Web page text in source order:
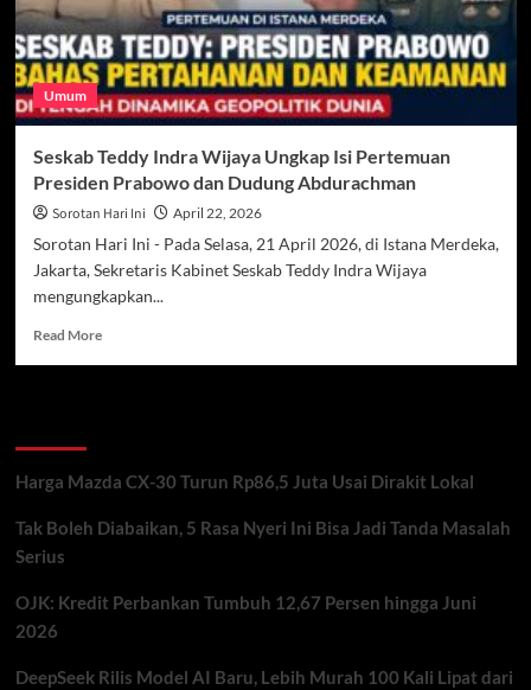
Umum
Seskab Teddy Indra Wijaya Ungkap Isi Pertemuan
Presiden Prabowo dan Dudung Abdurachman
Sorotan Hari Ini April 22, 2026
Sorotan Hari Ini - Pada Selasa, 21 April 2026, di Istana Merdeka,
Jakarta, Sekretaris Kabinet Seskab Teddy Indra Wijaya
mengungkapkan...
Read MoreRead
Ungkap
Pertemuan
dan
Harga Mazda CX-30 Turun Rp86,5 Juta Usai Dirakit Lokal
Tak Boleh Diabaikan, 5 Rasa Nyeri Ini Bisa Jadi Tanda Masalah
Serius
OJK: Kredit Perbankan Tumbuh 12,67 Persen hingga Juni
2026
DeepSeek Rilis Model AI Baru, Lebih Murah 100 Kali Lipat dari